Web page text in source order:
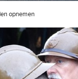
opnemen